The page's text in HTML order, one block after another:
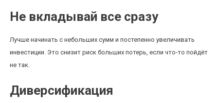
Не вкладывай все сразу
Лучше начинать с небольших сумм и постепенно увеличивать
инвестиции. Это снизит риск больших потерь, если что-то пойдёт
не так.
Диверсификация